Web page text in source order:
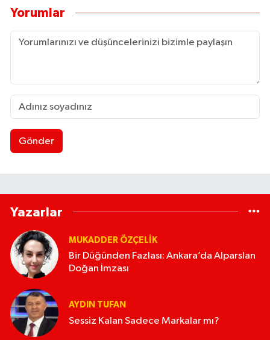
Yorumlar
Gönder
Yazarlar
MUKADDER ÖZÇELIK
Bir Düğünden Fazlası: Ankara’da Alparslan
Doğan İmzası
AYDIN TUFAN
Sessiz Kalan Sadece Markalar mı?